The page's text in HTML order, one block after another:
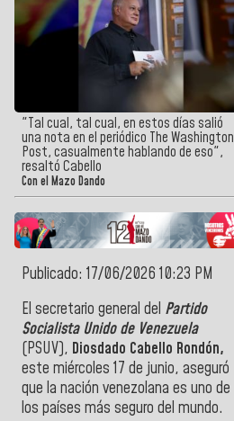
"Tal cual, tal cual, en estos días salió
una nota en el periódico The Washington
Post, casualmente hablando de eso",
resaltó Cabello
Con el Mazo Dando
Publicado: 17/06/2026 10:23 PM
El secretario general del Partido
Socialista Unido de Venezuela
(PSUV), Diosdado Cabello Rondón,
este miércoles 17 de junio, aseguró
que la nación venezolana es uno de
los países más seguro del mundo.